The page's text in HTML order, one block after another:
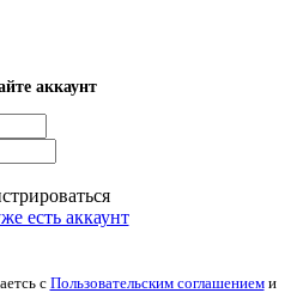
аккаунт
есть аккаунт
с Пользовательским соглашениеми